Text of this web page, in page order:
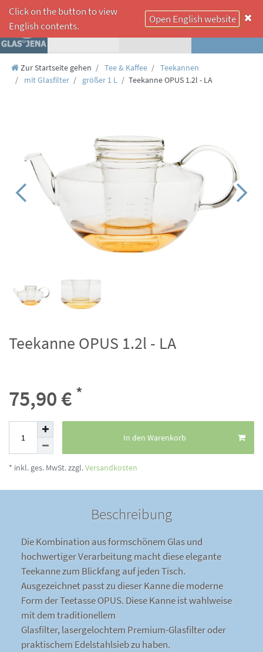
☰
Click on the button to view
English contents.
Open English website
Zur Startseite gehen Tee & Kaffee
Teekannen
mit Glasfilter
größer 1 L Teekanne OPUS 1.2l - LA
Teekanne OPUS 1.2l - LA
75,90 € *
In den Warenkorb
* inkl. ges. MwSt. zzgl.Versandkosten
Beschreibung
Die Kombination aus formschönem Glas und
hochwertiger Verarbeitung macht diese elegante
Teekanne zum Blickfang auf jeden Tisch.
Ausgezeichnet passt zu dieser Kanne die moderne
Form der Teetasse OPUS. Diese Kanne ist wahlweise
mit dem traditionellem
Glasfilter, lasergelochtem Premium-Glasfilter oder
praktischem Edelstahlsieb zu haben.